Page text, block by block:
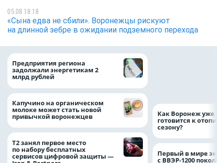
05.08 18:18
«Сына едва не сбили». Воронежцы рискуют
на длинной зебре в ожидании подземного перехода
Предприятия региона
задолжали энергетикам 2
млрд рублей
Капучино на органическом
молоке может стать новой
привычкой воронежцев
Т2 занял первое место
по набору бесплатных
сервисов цифровой защиты —
Как Воронеж уже
готовится к
сезону?
Первый в мире
с ВВЭР-1200